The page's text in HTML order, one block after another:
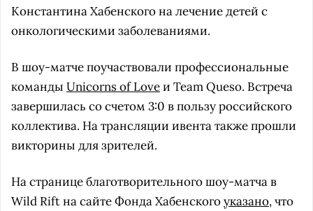
Константина Хабенского на лечение детей с
онкологическими заболеваниями.
В шоу-матче поучаствовали профессиональные
команды Unicorns of Loveи Team Queso. Встреча
завершилась со счетом 3:0 в пользу российского
коллектива. На трансляции ивента также прошли
викторины для зрителей.
На странице благотворительного шоу-матча в
Wild Rift на сайте Фонда Хабенскогоуказано, что